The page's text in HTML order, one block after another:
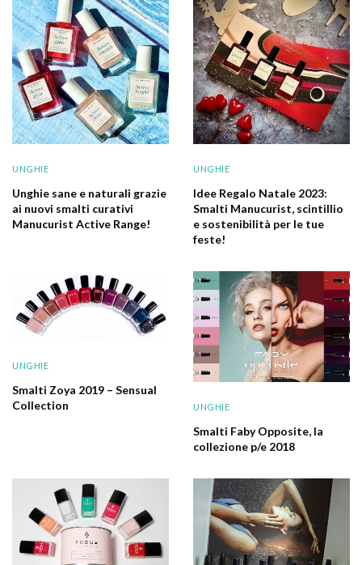
UNGHIE
Unghie sane e naturali grazie
ai nuovi smalti curativi
Manucurist Active Range!
UNGHIE
Idee Regalo Natale 2023:
Smalti Manucurist, scintillio
e sostenibilità per le tue
feste!
UNGHIE
Smalti Zoya 2019 – Sensual
Collection
UNGHIE
Smalti Faby Opposite, la
collezione p/e 2018